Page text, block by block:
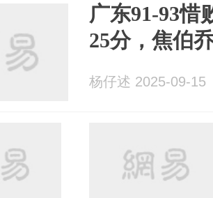
广东91-93惜
25分，焦伯
杨仔述 2025-09-15